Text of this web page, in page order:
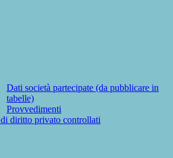
Dati società partecipate (da pubblicare in
tabelle)
Provvedimenti
diritto privato controllati